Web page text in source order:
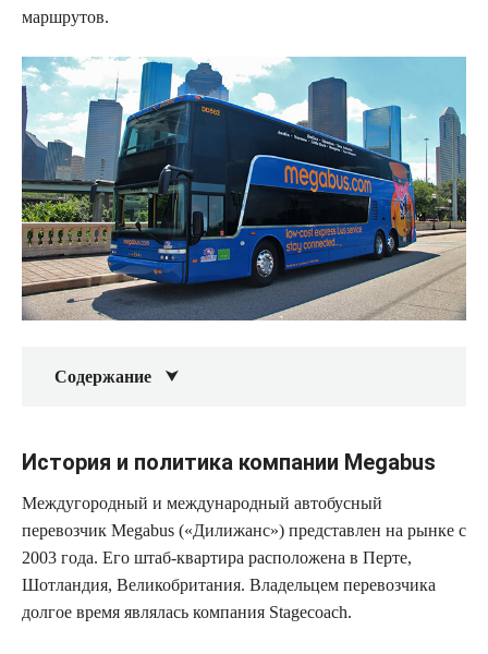
маршрутов.
Содержание
История и политика компании Megabus
Междугородный и международный автобусный
перевозчик Megabus («Дилижанс») представлен на рынке с
2003 года. Его штаб-квартира расположена в Перте,
Шотландия, Великобритания. Владельцем перевозчика
долгое время являлась компания Stagecoach.